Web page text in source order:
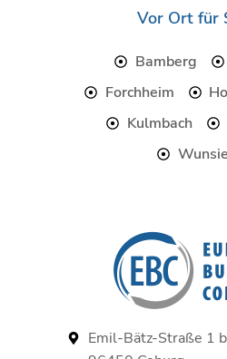
o
o
e
r
Vor Ort für
Bamberg
Forchheim
Kulmbach
Emil-Bätz-Straße 1 b